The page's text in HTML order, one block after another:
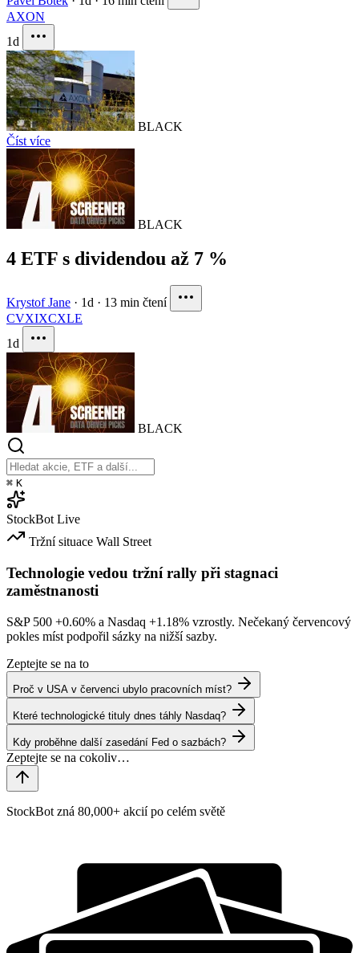
AXON
1d
BLACK
Číst více
BLACK
4 ETF s dividendou až 7 %
Krystof Jane · 1d · 13 min čtení
CVXIXCXLE
1d
BLACK
⌘ K
StockBot Live
Tržní situace Wall Street
Technologie vedou tržní rally při stagnaci
zaměstnanosti
S&P 500 +0.60% a Nasdaq +1.18% vzrostly. Nečekaný červencový
pokles míst podpořil sázky na nižší sazby.
Zeptejte se na to
Proč v USA v červenci ubylo pracovních míst?
Které technologické tituly dnes táhly Nasdaq?
Kdy proběhne další zasedání Fed o sazbách?
StockBot zná 80,000+ akcií po celém světě